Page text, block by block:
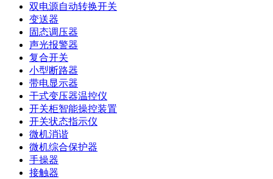
双电源自动转换开关
变送器
固态调压器
声光报警器
复合开关
小型断路器
带电显示器
干式变压器温控仪
开关柜智能操控装置
开关状态指示仪
微机消谐
微机综合保护器
手操器
接触器